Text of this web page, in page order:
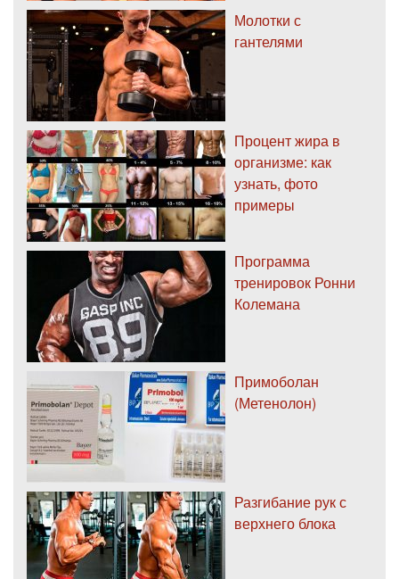
Молотки с
гантелями
Процент жира в
организме: как
узнать, фото
примеры
Программа
тренировок Ронни
Колемана
Примоболан
(Метенолон)
Разгибание рук с
верхнего блока